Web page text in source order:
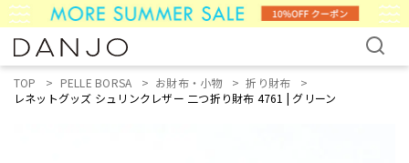
TOP PELLE BORSA お財布・小物
折り財布
レネットグッズ シュリンクレザー 二つ折り財布 4761 | グリーン